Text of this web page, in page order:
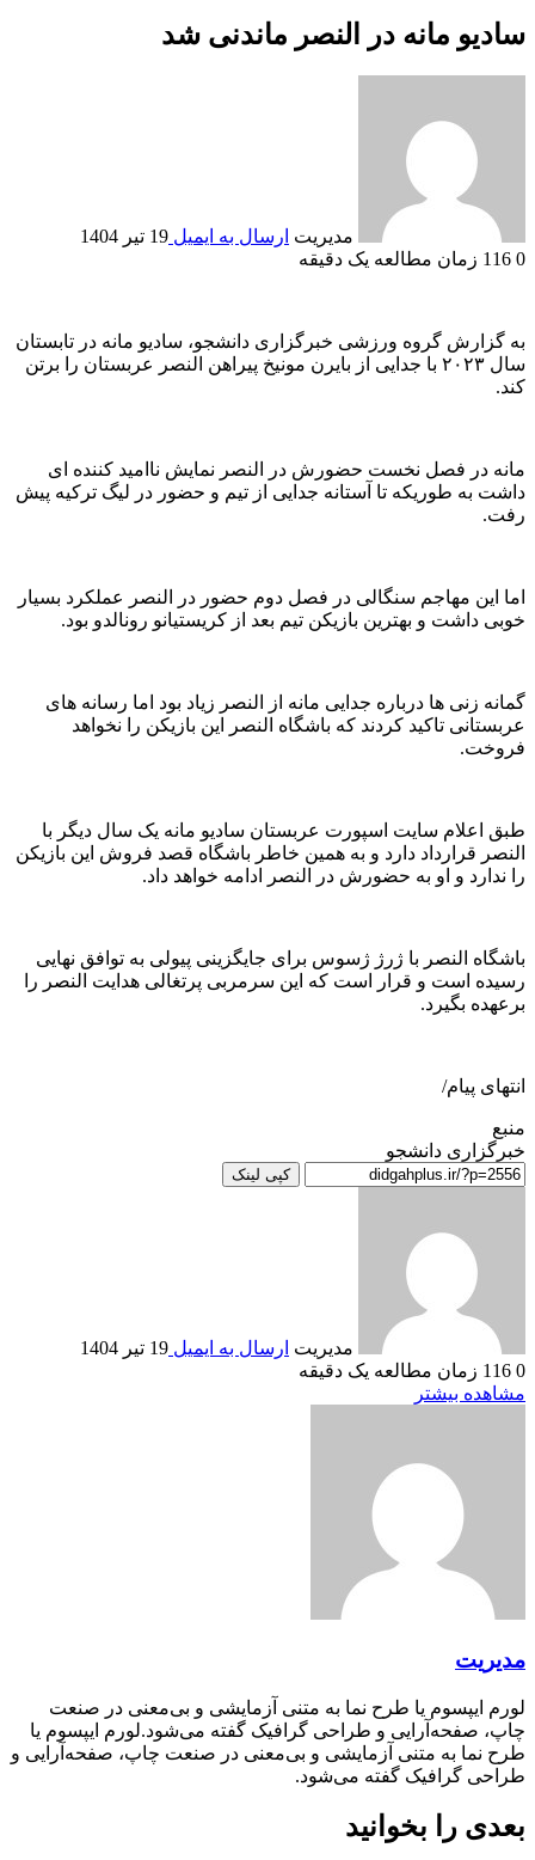
سادیو مانه در النصر ماندنی شد
مدیریت ارسال به ایمیل 19 تیر 1404
0
زمان مطالعه یک دقیقه
به گزارش گروه ورزشی خبرگزاری دانشجو، سادیو مانه در تابستان
سال ۲۰۲۳ با جدایی از بایرن مونیخ پیراهن النصر عربستان را برتن
کند.
مانه در فصل نخست حضورش در النصر نمایش ناامید کننده ای
داشت به طوریکه تا آستانه جدایی از تیم و حضور در لیگ ترکیه پیش
رفت.
اما این مهاجم سنگالی در فصل دوم حضور در النصر عملکرد بسیار
خوبی داشت و بهترین بازیکن تیم بعد از کریستیانو رونالدو بود.
گمانه زنی ها درباره جدایی مانه از النصر زیاد بود اما رسانه های
عربستانی تاکید کردند که باشگاه النصر این بازیکن را نخواهد
فروخت.
طبق اعلام سایت اسپورت عربستان سادیو مانه یک سال دیگر با
النصر قرارداد دارد و به همین خاطر باشگاه قصد فروش این بازیکن
را ندارد و او به حضورش در النصر ادامه خواهد داد.
باشگاه النصر با ژرژ ژسوس برای جایگزینی پیولی به توافق نهایی
رسیده است و قرار است که این سرمربی پرتغالی هدایت النصر را
برعهده بگیرد.
انتهای پیام/
منبع
خبرگزاری دانشجو
کپی لینک
مدیریت ارسال به ایمیل 19 تیر 1404
0
زمان مطالعه یک دقیقه
مشاهده بیشتر
مدیریت
لورم ایپسوم یا طرح‌ نما به متنی آزمایشی و بی‌معنی در صنعت
چاپ، صفحه‌آرایی و طراحی گرافیک گفته می‌شود.لورم ایپسوم یا
طرح‌ نما به متنی آزمایشی و بی‌معنی در صنعت چاپ، صفحه‌آرایی و
طراحی گرافیک گفته می‌شود.
بعدی را بخوانید